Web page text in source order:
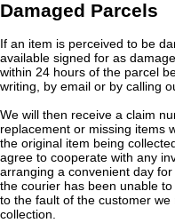
Damaged Parcels
If an item is perceived to be
available signed for as
within 24 hours of the parcel
writing, by email or by calling
We will then receive a claim
replacement or missing items
the original item being
agree to cooperate with any
arranging a convenient day
the courier has been unable
to the fault of the customer
collection.